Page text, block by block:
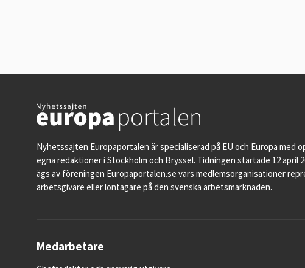
Nyhetssajten Europaportalen är specialiserad på EU och Europa med
egna redaktioner i Stockholm och Bryssel. Tidningen startade 12 april
ägs av föreningen Europaportalen.se vars medlemsorganisationer
arbetsgivare eller löntagare på den svenska arbetsmarknaden.
Medarbetare